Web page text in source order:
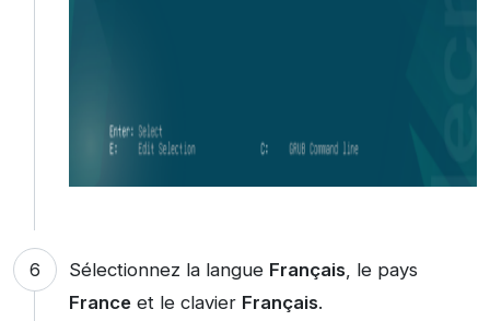
Sélectionnez la langue Français, le pays
Franceet le clavier Français.